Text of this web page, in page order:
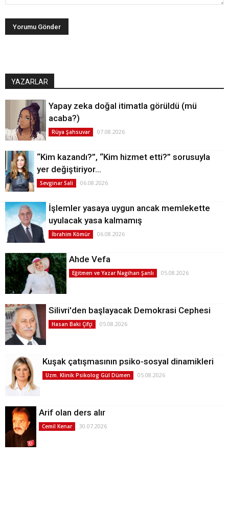
YAZARLAR
Yapay zeka doğal itimatla görüldü (mü
acaba?)
Rüya Şahsuvar 07.08.2026
“Kim kazandı?”, “Kim hizmet etti?” sorusuyla
yer değiştiriyor…
Sevginar Sali 06.08.2026
İşlemler yasaya uygun ancak memlekette
uyulacak yasa kalmamış
İbrahim Kömür 06.08.2026
Ahde Vefa
Eğitmen ve Yazar Nagihan Şanlı 05.08.2026
Silivri'den başlayacak Demokrasi Cephesi
Hasan Baki Çifçi 05.08.2026
Kuşak çatışmasının psiko-sosyal dinamikleri
Uzm. Klinik Psikolog Gül Dümen 05.08.2026
Arif olan ders alır
Cemil Kenar 30.07.2026